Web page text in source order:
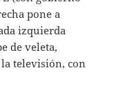
pone a
izquierda
de veleta,
televisión, con